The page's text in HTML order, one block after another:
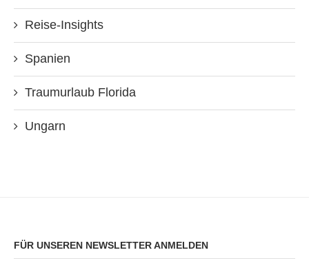
Reise-Insights
Spanien
Traumurlaub Florida
Ungarn
FÜR UNSEREN NEWSLETTER ANMELDEN